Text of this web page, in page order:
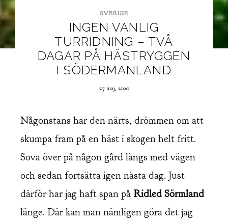
INGEN VANLIG
TURRIDNING – TVÅ
DAGAR PÅ HÄSTRYGGEN
I SÖDERMANLAND
SVERIGE
27 maj, 2020
Någonstans har den närts, drömmen om att
skumpa fram på en häst i skogen helt fritt.
Sova över på någon gård längs med vägen
och sedan fortsätta igen nästa dag. Just
därför har jag haft span på Ridled Sörmland
länge. Där kan man nämligen göra det jag